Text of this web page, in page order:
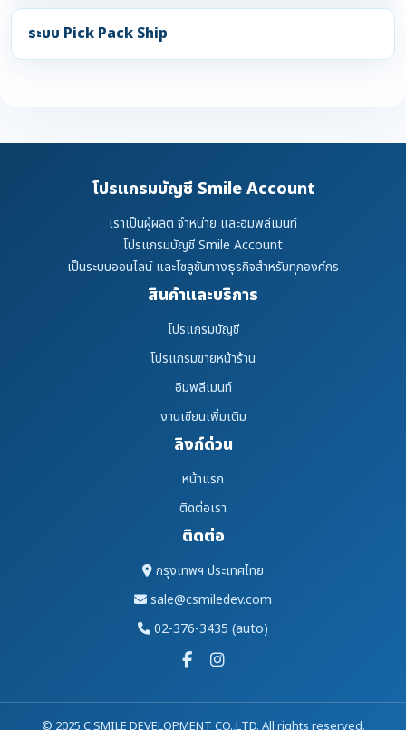
ระบบ Pick Pack Ship
โปรแกรมบัญชี Smile Account
เราเป็นผู้ผลิต จำหน่าย และอิมพลีเมนท์
โปรแกรมบัญชี Smile Account
เป็นระบบออนไลน์ และโซลูชันทางธุรกิจสำหรับทุกองค์กร
สินค้าและบริการ
โปรแกรมบัญชี
โปรแกรมขายหน้าร้าน
อิมพลีเมนท์
งานเขียนเพิ่มเติม
ลิงก์ด่วน
หน้าแรก
ติดต่อเรา
ติดต่อ
กรุงเทพฯ ประเทศไทย
sale@csmiledev.com
02-376-3435 (auto)
© 2025 C SMILE DEVELOPMENT CO.,LTD. All rights reserved.